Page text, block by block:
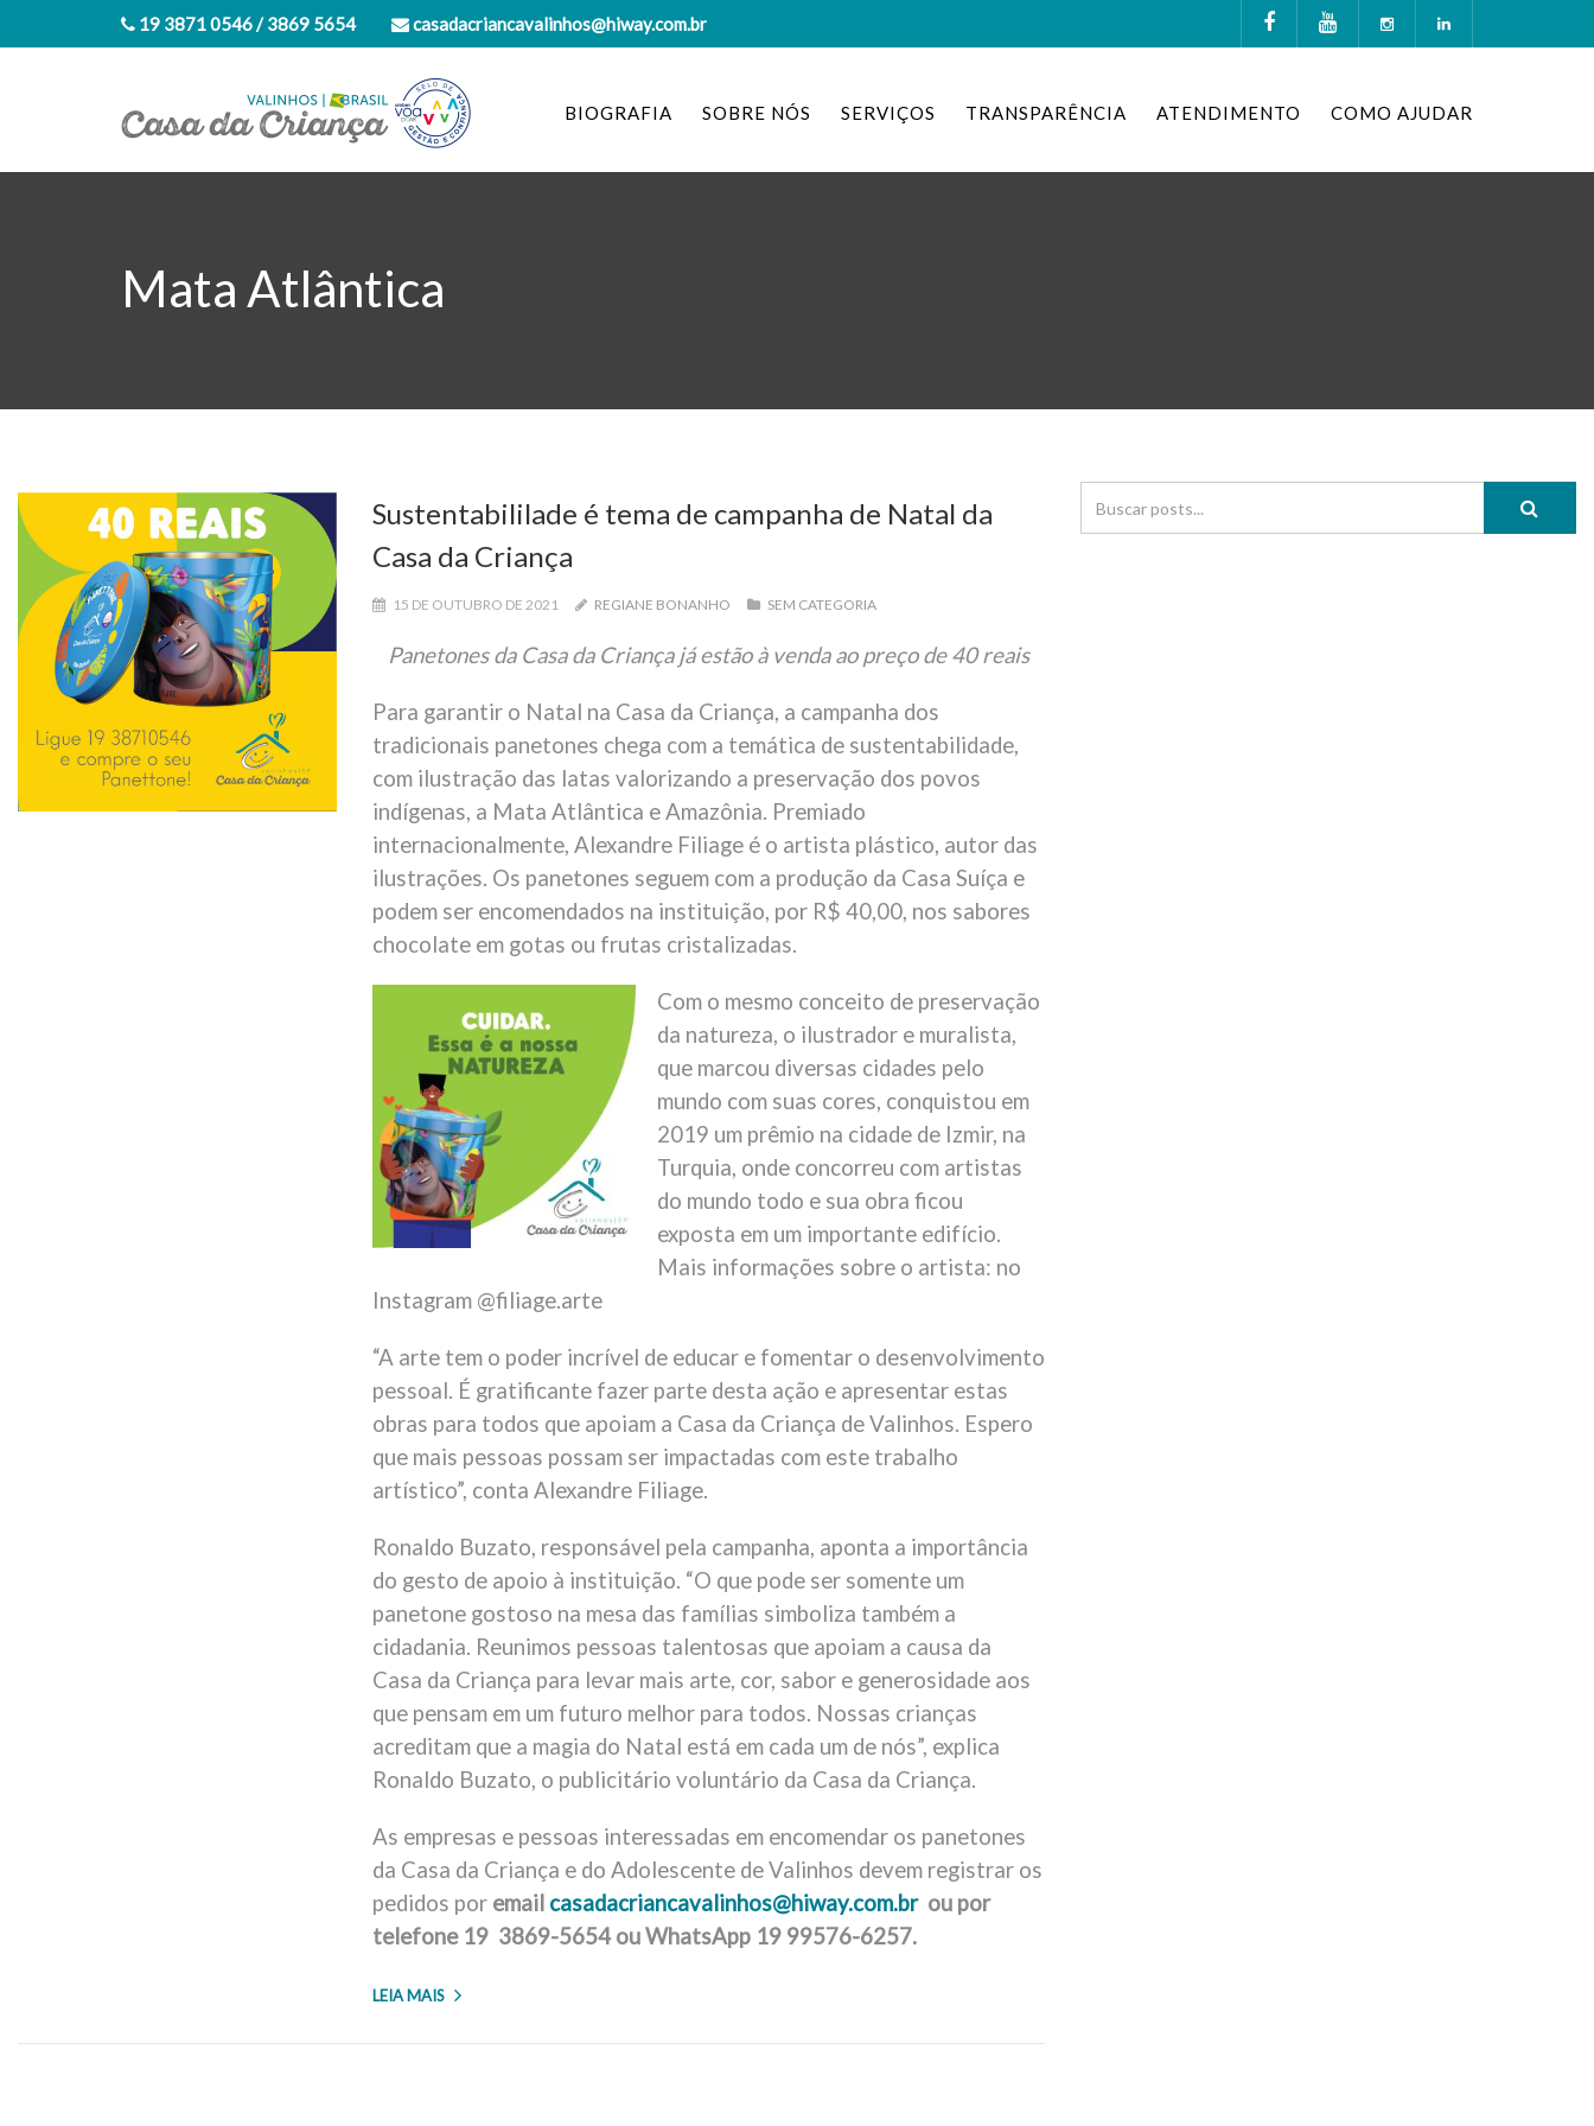
19 3871 0546 / 3869 5654 casadacriancavalinhos@hiway.com.br
BIOGRAFIA SOBRE NÓS SERVIÇOS TRANSPARÊNCIA ATENDIMENTO COMO AJUDAR
Mata Atlântica
Sustentabililade é tema de campanha de Natal da
Casa da Criança
15 DE OUTUBRO DE 2021 REGIANE BONANHO SEM CATEGORIA
Panetones da Casa da Criança já estão à venda ao preço de 40 reais
Para garantir o Natal na Casa da Criança, a campanha dos
tradicionais panetones chega com a temática de sustentabilidade,
com ilustração das latas valorizando a preservação dos povos
indígenas, a Mata Atlântica e Amazônia. Premiado
internacionalmente, Alexandre Filiage é o artista plástico, autor das
ilustrações. Os panetones seguem com a produção da Casa Suíça e
podem ser encomendados na instituição, por R$ 40,00, nos sabores
chocolate em gotas ou frutas cristalizadas.
Com o mesmo conceito de preservação
da natureza, o ilustrador e muralista,
que marcou diversas cidades pelo
mundo com suas cores, conquistou em
2019 um prêmio na cidade de Izmir, na
Turquia, onde concorreu com artistas
do mundo todo e sua obra ficou
exposta em um importante edifício.
Mais informações sobre o artista: no
Instagram @filiage.arte
“A arte tem o poder incrível de educar e fomentar o desenvolvimento
pessoal. É gratificante fazer parte desta ação e apresentar estas
obras para todos que apoiam a Casa da Criança de Valinhos. Espero
que mais pessoas possam ser impactadas com este trabalho
artístico”, conta Alexandre Filiage.
Ronaldo Buzato, responsável pela campanha, aponta a importância
do gesto de apoio à instituição. “O que pode ser somente um
panetone gostoso na mesa das famílias simboliza também a
cidadania. Reunimos pessoas talentosas que apoiam a causa da
Casa da Criança para levar mais arte, cor, sabor e generosidade aos
que pensam em um futuro melhor para todos. Nossas crianças
acreditam que a magia do Natal está em cada um de nós”, explica
Ronaldo Buzato, o publicitário voluntário da Casa da Criança.
As empresas e pessoas interessadas em encomendar os panetones
da Casa da Criança e do Adolescente de Valinhos devem registrar os
pedidos por email casadacriancavalinhos@hiway.com.brou por
telefone 19 3869-5654 ou WhatsApp 19 99576-6257.
LEIA MAIS